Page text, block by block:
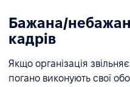
Бажана/
кадрів
Якщо організація
погано виконують свої